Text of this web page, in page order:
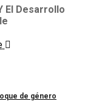
El Desarrollo
de género